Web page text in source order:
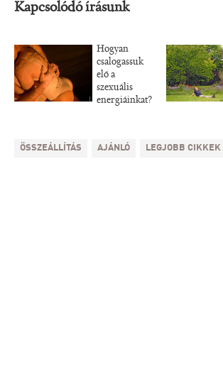
Kapcsolódó írásunk
Hogyan
csalogassuk
elő a
szexuális
energiáinkat?
ÖSSZEÁLLÍTÁS AJÁNLÓ LEGJOBB CIKKEK